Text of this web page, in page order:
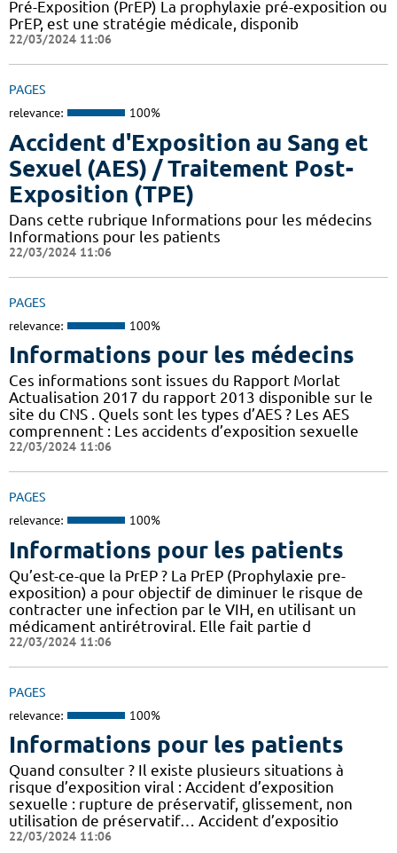
Pré-Exposition (PrEP) La prophylaxie pré-exposition ou
PrEP, est une stratégie médicale, disponib
22/03/2024 11:06
PAGES
relevance: 100%
Accident d'Exposition au Sang et
Sexuel (AES) / Traitement Post-
Exposition (TPE)
Dans cette rubrique Informations pour les médecins
Informations pour les patients
22/03/2024 11:06
PAGES
relevance: 100%
Informations pour les médecins
Ces informations sont issues du Rapport Morlat
Actualisation 2017 du rapport 2013 disponible sur le
site du CNS . Quels sont les types d’AES ? Les AES
comprennent : Les accidents d’exposition sexuelle
22/03/2024 11:06
PAGES
relevance: 100%
Informations pour les patients
Qu’est-ce-que la PrEP ? La PrEP (Prophylaxie pre-
exposition) a pour objectif de diminuer le risque de
contracter une infection par le VIH, en utilisant un
médicament antirétroviral. Elle fait partie d
22/03/2024 11:06
PAGES
relevance: 100%
Informations pour les patients
Quand consulter ? Il existe plusieurs situations à
risque d’exposition viral : Accident d’exposition
sexuelle : rupture de préservatif, glissement, non
utilisation de préservatif… Accident d’expositio
22/03/2024 11:06